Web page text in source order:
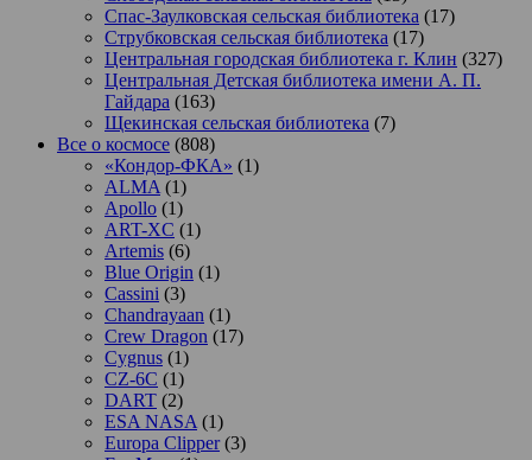
Спас-Заулковская сельская библиотека (17)
Струбковская сельская библиотека (17)
Центральная городская библиотека г. Клин (327)
Центральная Детская библиотека имени А. П.
Гайдара (163)
Щекинская сельская библиотека (7)
Все о космосе (808)
«Кондор-ФКА» (1)
ALMA (1)
Apollo (1)
ART-XC (1)
Artemis (6)
Blue Origin (1)
Cassini (3)
Chandrayaan (1)
Crew Dragon (17)
Cygnus (1)
CZ-6C (1)
DART (2)
ESA NASA (1)
Europa Clipper(3)